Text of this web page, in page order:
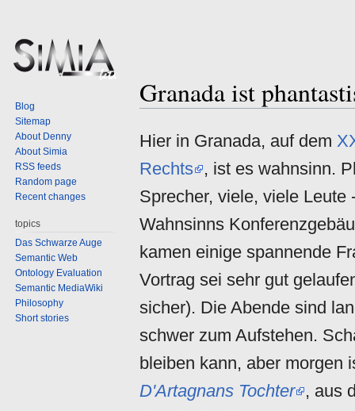
Granada ist
Jump
navigation
Jump
search
Hier in Granada, auf dem
Rechts , ist es wahnsinn.
Sprecher, viele, viele Leute
Wahnsinns
kamen einige spannende
Vortrag sei sehr gut
sicher). Die Abende sind
schwer zum Aufstehen.
bleiben kann, aber morgen
D'Artagnans Tochter , aus
Blog
Sitemap
About Denny
About Simia
RSS feeds
Random page
Recent changes
topics
Das Schwarze Auge
Semantic Web
Ontology Evaluation
Semantic MediaWiki
Philosophy
Short stories